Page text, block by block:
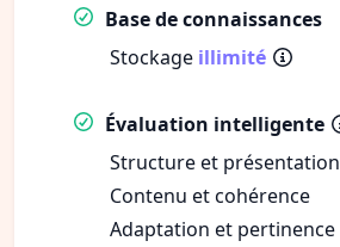
Base de connaissances
Stockage illimité
Évaluation intelligente
Structure et présentation
Contenu et cohérence
Adaptation et pertinence